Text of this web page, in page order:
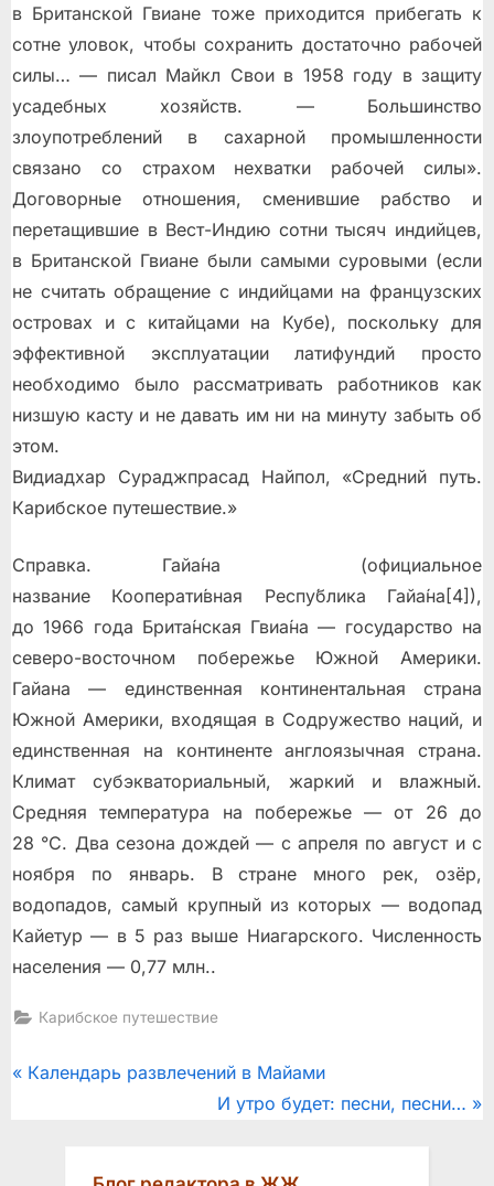
в Британской Гвиане тоже приходится прибегать к
сотне уловок, чтобы сохранить достаточно рабочей
силы… — писал Майкл Свои в 1958 году в защиту
усадебных хозяйств. — Большинство
злоупотреблений в сахарной промышленности
связано со страхом нехватки рабочей силы».
Договорные отношения, сменившие рабство и
перетащившие в Вест-Индию сотни тысяч индийцев,
в Британской Гвиане были самыми суровыми (если
не считать обращение с индийцами на французских
островах и с китайцами на Кубе), поскольку для
эффективной эксплуатации латифундий просто
необходимо было рассматривать работников как
низшую касту и не давать им ни на минуту забыть об
этом.
Видиадхар Сураджпрасад Найпол, «Средний путь.
Карибское путешествие.»
Справка. Гайа́на (официальное
название Кооперати́вная Респу́блика Гайа́на[4]),
до 1966 года Брита́нская Гвиа́на — государство на
северо-восточном побережье Южной Америки.
Гайана — единственная континентальная страна
Южной Америки, входящая в Содружество наций, и
единственная на континенте англоязычная страна.
Климат субэкваториальный, жаркий и влажный.
Средняя температура на побережье — от 26 до
28 °C. Два сезона дождей — с апреля по август и с
ноября по январь. В стране много рек, озёр,
водопадов, самый крупный из которых — водопад
Кайетур — в 5 раз выше Ниагарского. Численность
населения — 0,77 млн..
Карибское путешествие
Post
P
Календарь развлечений в Майами
N
И утро будет: песни, песни…